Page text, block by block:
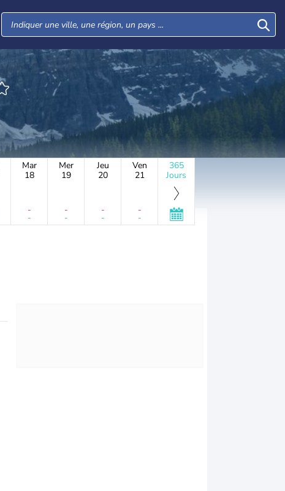
Mar
18
-
-
Mer
19
-
-
Jeu
20
-
-
Ven
21
-
-
365
Jours